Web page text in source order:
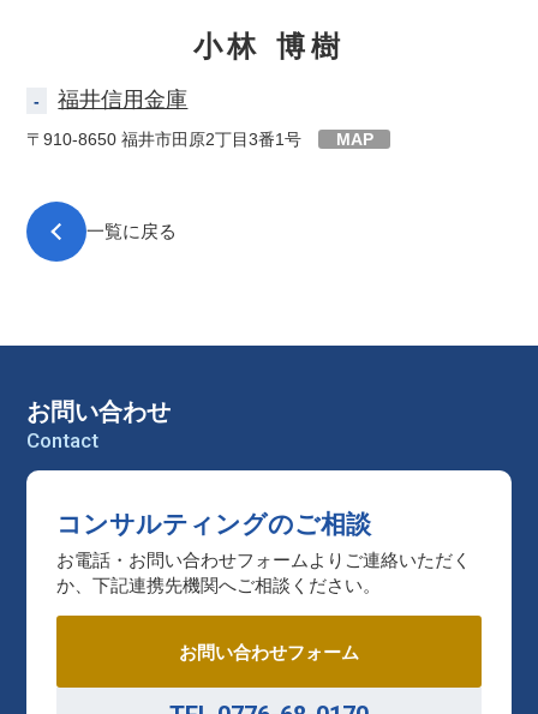
小林 博樹
- 福井信用金庫
〒910-8650福井市田原2丁目3番1号 MAP
一覧に戻る
お問い合わせ
Contact
コンサルティングのご相談
お電話・お問い合わせフォームよりご連絡いただく
か、下記連携先機関へご相談ください。
お問い合わせフォーム